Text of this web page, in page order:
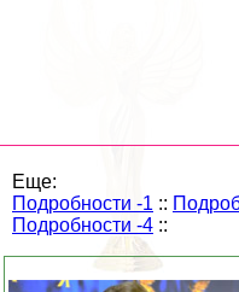
Еще:
Подробности -1 ::
Подробности -4 ::